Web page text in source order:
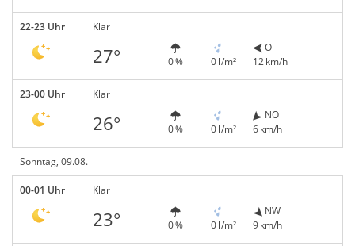
22-23 Uhr Klar
27° 0 % 0 l/m²
O
12 km/h
23-00 Uhr Klar
26° 0 % 0 l/m²
NO
6 km/h
Sonntag, 09.08.
00-01 Uhr Klar
23° 0 % 0 l/m²
NW
9 km/h